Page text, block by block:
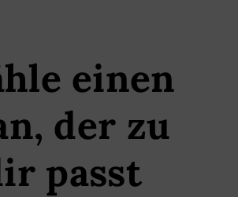
einen
der zu
passt